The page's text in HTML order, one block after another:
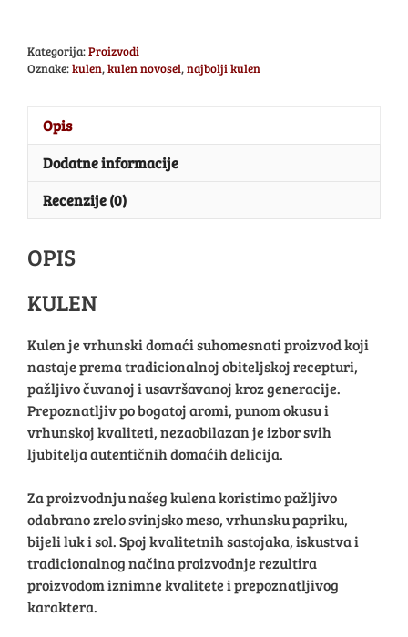
Kategorija:Proizvodi
Oznake:kulen,kulen novosel,najbolji kulen
Opis
Dodatne informacije
Recenzije (0)
OPIS
KULEN
Kulen je vrhunski domaći suhomesnati proizvod koji
nastaje prema tradicionalnoj obiteljskoj recepturi,
pažljivo čuvanoj i usavršavanoj kroz generacije.
Prepoznatljiv po bogatoj aromi, punom okusu i
vrhunskoj kvaliteti, nezaobilazan je izbor svih
ljubitelja autentičnih domaćih delicija.
Za proizvodnju našeg kulena koristimo pažljivo
odabrano zrelo svinjsko meso, vrhunsku papriku,
bijeli luk i sol. Spoj kvalitetnih sastojaka, iskustva i
tradicionalnog načina proizvodnje rezultira
proizvodom iznimne kvalitete i prepoznatljivog
karaktera.